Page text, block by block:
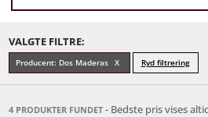
VALGTE FILTRE:
Producent: Dos Maderas Ryd filtrering
4 PRODUKTER FUNDET - Bedste pris vises